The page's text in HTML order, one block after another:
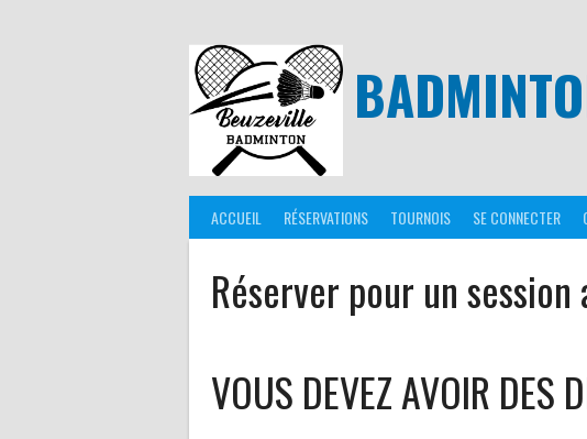
ACCUEIL RÉSERVATIONS TOURNOIS SE CONNECTER
Réserver pour un session
VOUS DEVEZ AVOIR DES